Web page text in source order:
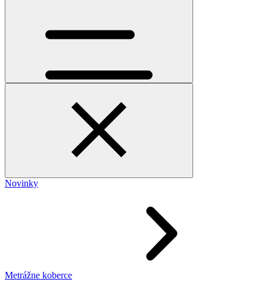
Novinky
Metrážne koberce